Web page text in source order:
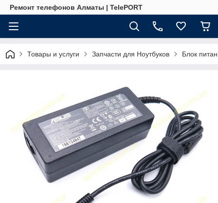
Ремонт телефонов Алматы | TelePORT
Товары и услуги Запчасти для Ноутбуков Блок